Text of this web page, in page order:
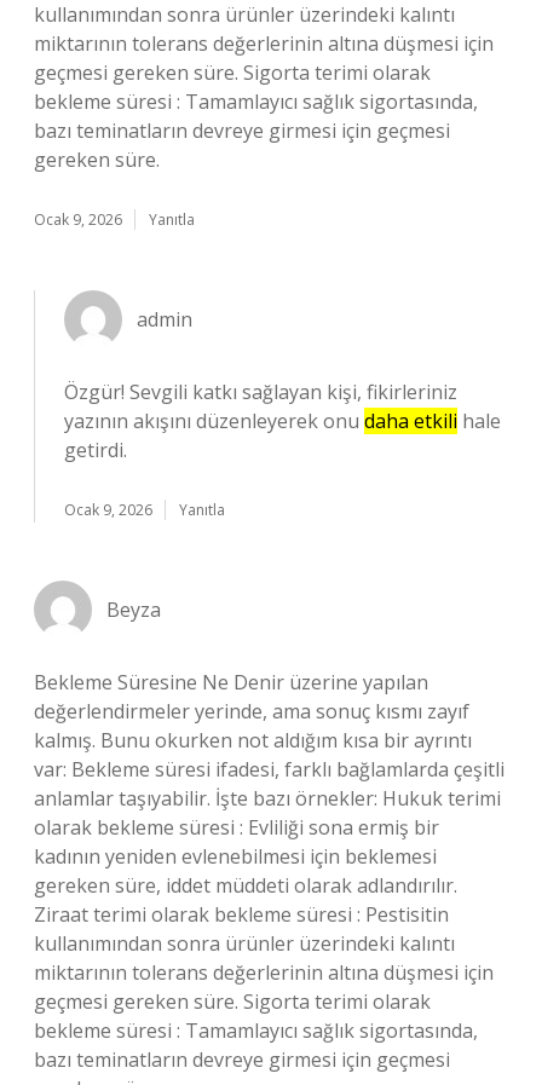
kullanımından sonra ürünler üzerindeki kalıntı
miktarının tolerans değerlerinin altına düşmesi için
geçmesi gereken süre. Sigorta terimi olarak
bekleme süresi : Tamamlayıcı sağlık sigortasında,
bazı teminatların devreye girmesi için geçmesi
gereken süre.
Ocak 9, 2026 Yanıtla
admin
Özgür! Sevgili katkı sağlayan kişi, fikirleriniz
yazının akışını düzenleyerek onu daha etkili hale
getirdi.
Ocak 9, 2026 Yanıtla
Beyza
Bekleme Süresine Ne Denir üzerine yapılan
değerlendirmeler yerinde, ama sonuç kısmı zayıf
kalmış. Bunu okurken not aldığım kısa bir ayrıntı
var: Bekleme süresi ifadesi, farklı bağlamlarda çeşitli
anlamlar taşıyabilir. İşte bazı örnekler: Hukuk terimi
olarak bekleme süresi : Evliliği sona ermiş bir
kadının yeniden evlenebilmesi için beklemesi
gereken süre, iddet müddeti olarak adlandırılır.
Ziraat terimi olarak bekleme süresi : Pestisitin
kullanımından sonra ürünler üzerindeki kalıntı
miktarının tolerans değerlerinin altına düşmesi için
geçmesi gereken süre. Sigorta terimi olarak
bekleme süresi : Tamamlayıcı sağlık sigortasında,
bazı teminatların devreye girmesi için geçmesi